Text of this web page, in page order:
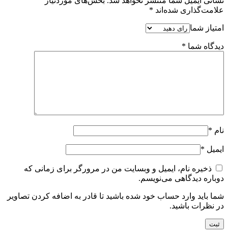
علامت‌گذاری شده‌اند *
امتیاز شما
دیدگاه شما *
نام *
ایمیل *
ذخیره نام، ایمیل و وبسایت من در مرورگر برای زمانی که
دوباره دیدگاهی می‌نویسم.
شما باید وارد حساب خود شده باشید تا قادر به اضافه کردن تصاویر
در نظرات باشید.